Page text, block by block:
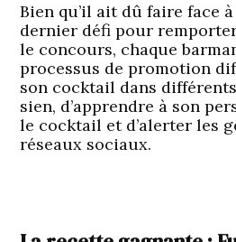
Bien qu’il ait dû faire face
dernier défi pour
le concours, chaque
processus de promotion
son cocktail dans
sien, d’apprendre à son
le cocktail et d’alerter les
réseaux sociaux.